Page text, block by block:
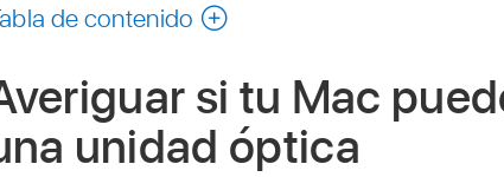
de contenido
si tu Mac
unidad óptica